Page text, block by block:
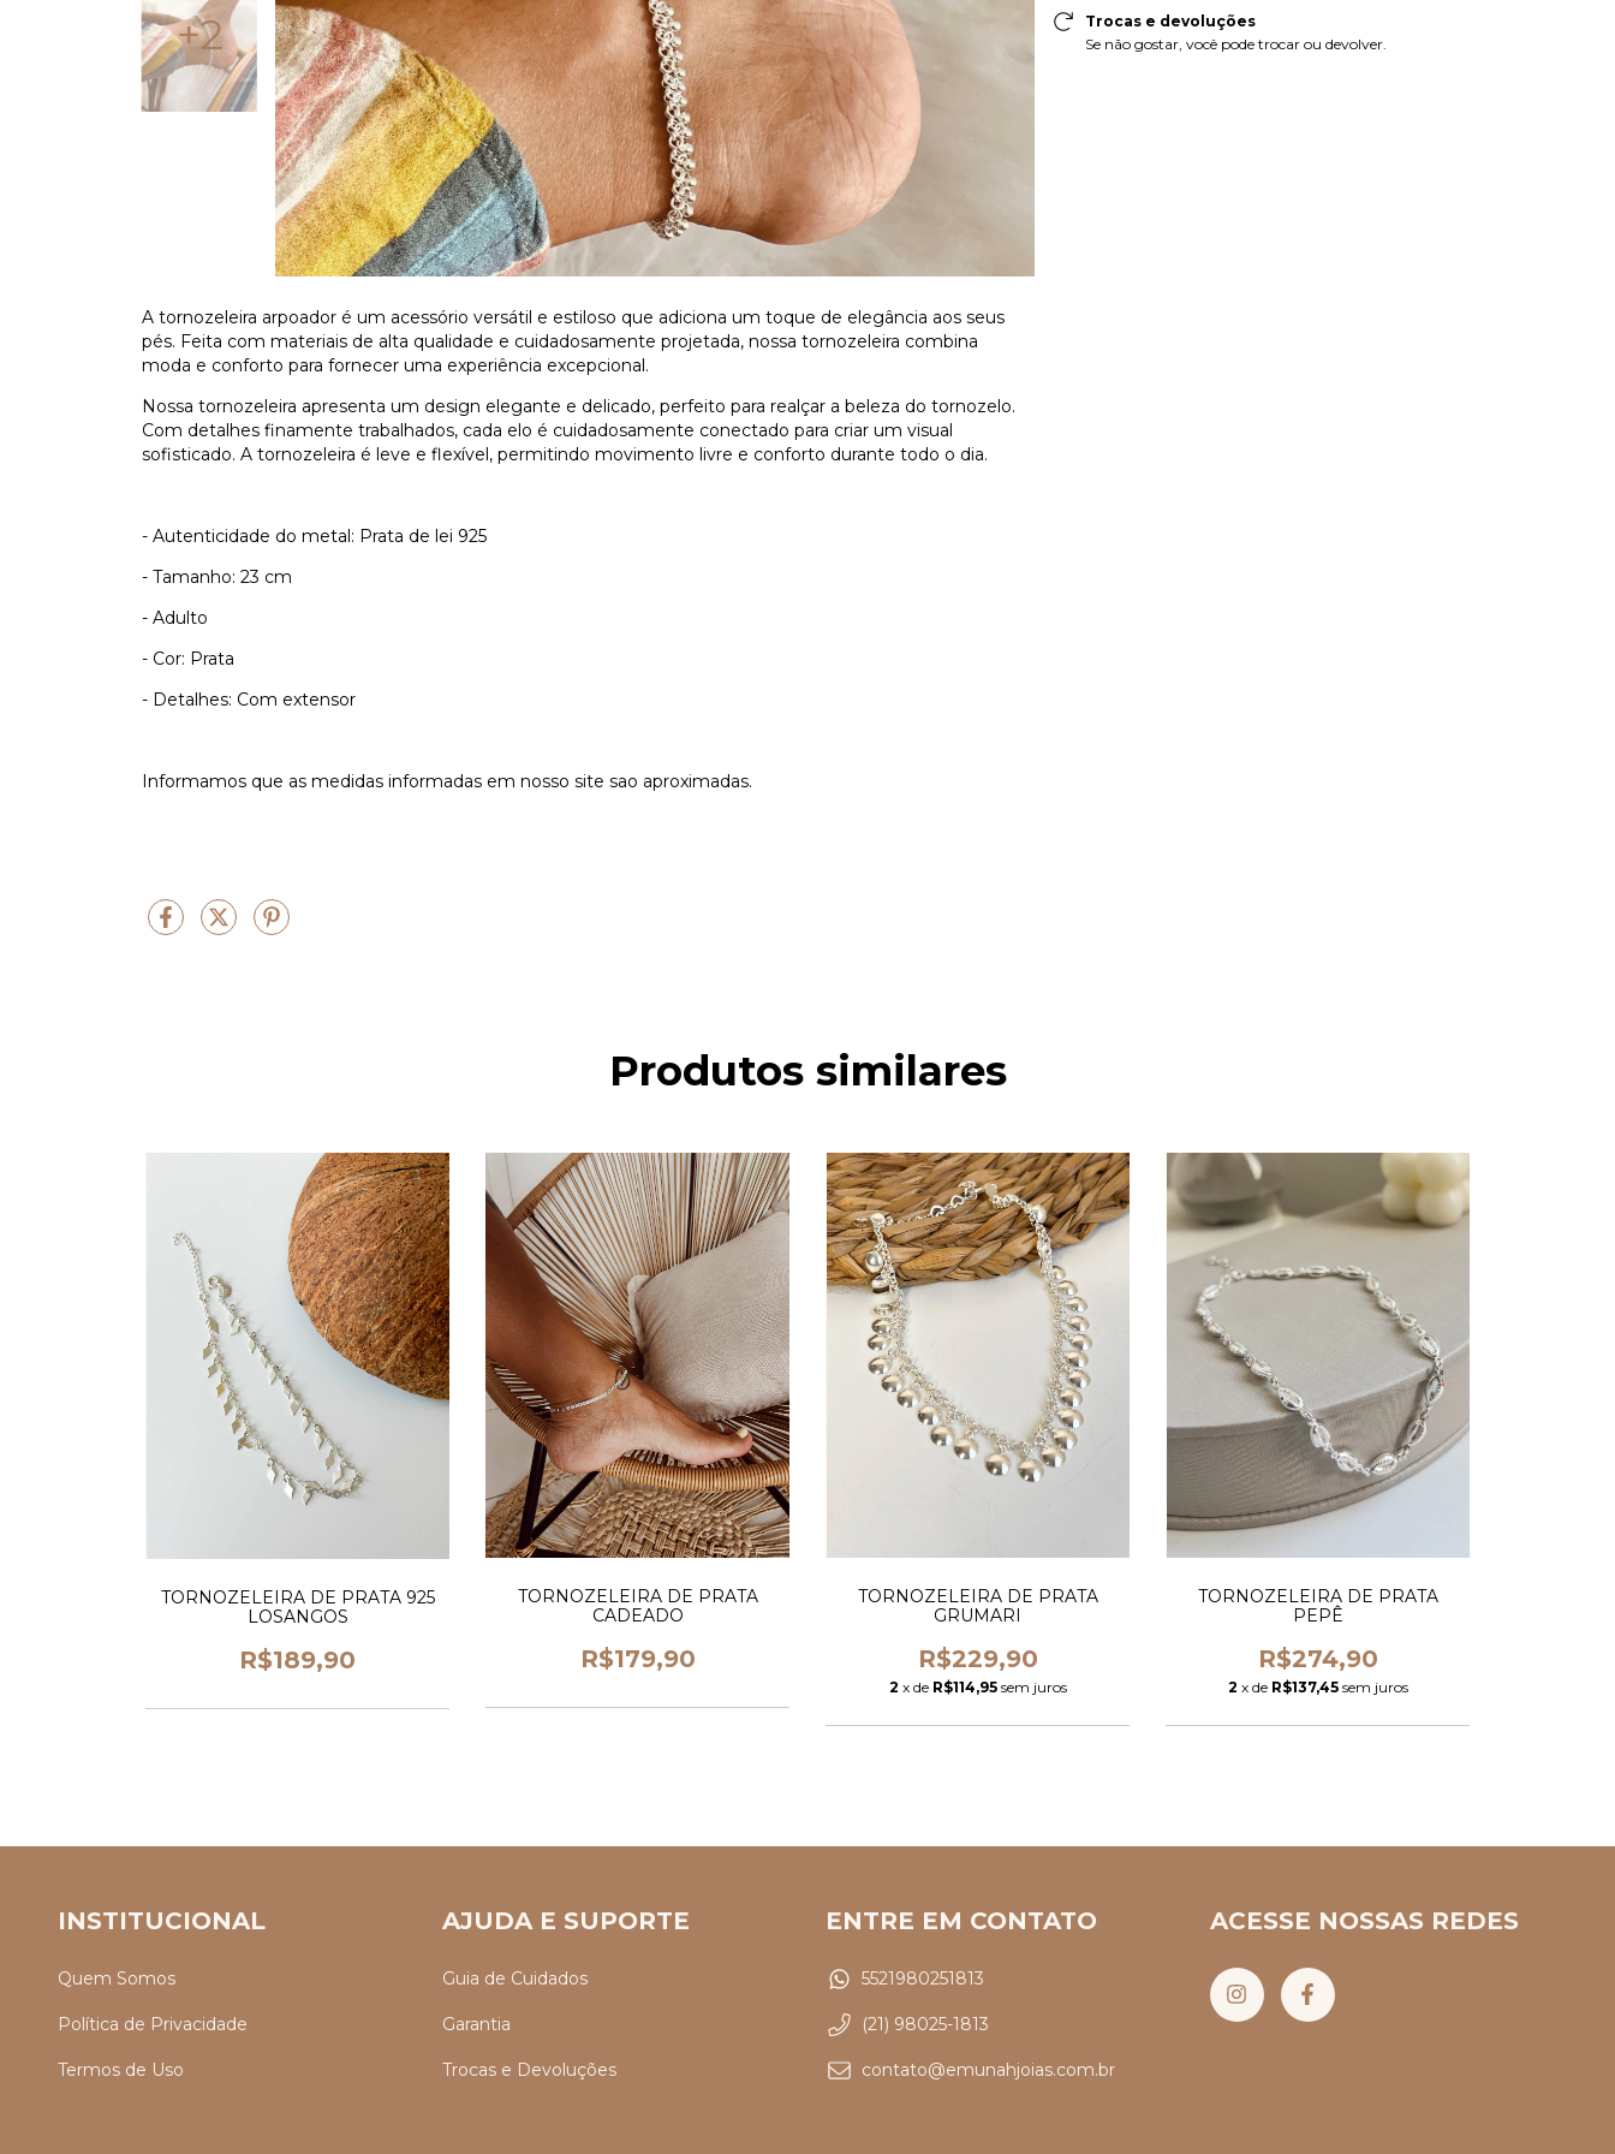
+2
A tornozeleira arpoador é um acessório versátil e estiloso que adiciona um toque de elegância aos seus
pés. Feita com materiais de alta qualidade e cuidadosamente projetada, nossa tornozeleira combina
moda e conforto para fornecer uma experiência excepcional.
Nossa tornozeleira apresenta um design elegante e delicado, perfeito para realçar a beleza do tornozelo.
Com detalhes finamente trabalhados, cada elo é cuidadosamente conectado para criar um visual
sofisticado. A tornozeleira é leve e flexível, permitindo movimento livre e conforto durante todo o dia.
- Autenticidade do metal: Prata de lei 925
- Tamanho: 23 cm
- Adulto
- Cor: Prata
- Detalhes: Com extensor
Informamos que as medidas informadas em nosso site sao aproximadas.
Trocas e devoluções
Se não gostar, você pode trocar ou devolver.
Produtos similares
TORNOZELEIRA DE PRATA 925
LOSANGOS
R$189,90
TORNOZELEIRA DE PRATA
CADEADO
R$179,90
TORNOZELEIRA DE PRATA
GRUMARI
R$229,90
2 x de R$114,95 sem juros
TORNOZELEIRA DE PRATA
PEPÊ
R$274,90
2 x de R$137,45 sem juros
INSTITUCIONAL
Quem Somos
Política de Privacidade
Termos de Uso
AJUDA E SUPORTE
Guia de Cuidados
Garantia
Trocas e Devoluções
ENTRE EM CONTATO
5521980251813
(21) 98025-1813
contato@emunahjoias.com.br
ACESSE NOSSAS REDES